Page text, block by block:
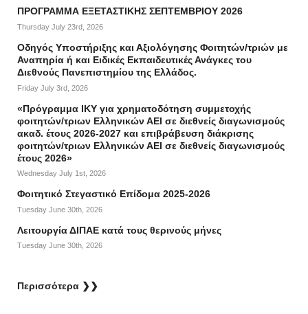
ΠΡΟΓΡΑΜΜΑ ΕΞΕΤΑΣΤΙΚΗΣ ΣΕΠΤΕΜΒΡΙΟΥ 2026
Thursday July 23rd, 2026
Οδηγός Υποστήριξης και Αξιολόγησης Φοιτητών/τριών με
Αναπηρία ή και Ειδικές Εκπαιδευτικές Ανάγκες του
Διεθνούς Πανεπιστημίου της Ελλάδος.
Friday July 3rd, 2026
«Πρόγραμμα ΙΚΥ για χρηματοδότηση συμμετοχής
φοιτητών/τριων Ελληνικών ΑΕΙ σε διεθνείς διαγωνισμούς
ακαδ. έτους 2026-2027 και επιβράβευση διάκρισης
φοιτητών/τριων Ελληνικών ΑΕΙ σε διεθνείς διαγωνισμούς
έτους 2026»
Wednesday July 1st, 2026
Φοιτητικό Στεγαστικό Επίδομα 2025-2026
Tuesday June 30th, 2026
Λειτουργία ΔΙΠΑΕ κατά τους θερινούς μήνες
Tuesday June 30th, 2026
Περισσότερα ❯❯